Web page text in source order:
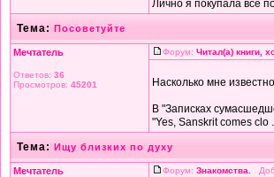
Лично я покупала все
Тема: Посоветуйте
Мечтатель
Ответов: 36
Просмотров: 45201
Форум: Читал(а) книги,
Насколько мне
В "Записках
"Yes, Sanskrit comes clo
Тема: Ищу близких по духу
Мечтатель Форум: Знакомства.